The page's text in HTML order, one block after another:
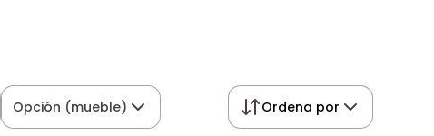
Opción (mueble) Ordena por